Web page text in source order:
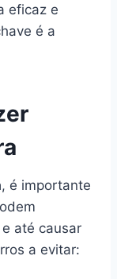
eficaz e
é a
, é importante
até causar
a evitar: